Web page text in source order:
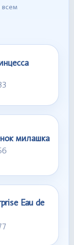
всем
милашка
Eau de